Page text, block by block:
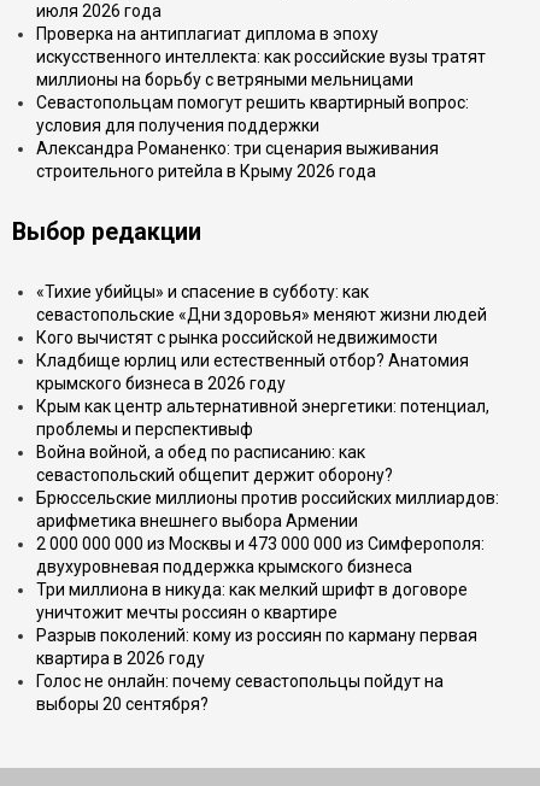
июля 2026 года
Проверка на антиплагиат диплома в эпоху
искусственного интеллекта: как российские вузы тратят
миллионы на борьбу с ветряными мельницами
Севастопольцам помогут решить квартирный вопрос:
условия для получения поддержки
Александра Романенко: три сценария выживания
строительного ритейла в Крыму 2026 года
Выбор редакции
«Тихие убийцы» и спасение в субботу: как
севастопольские «Дни здоровья» меняют жизни людей
Кого вычистят с рынка российской недвижимости
Кладбище юрлиц или естественный отбор? Анатомия
крымского бизнеса в 2026 году
Крым как центр альтернативной энергетики: потенциал,
проблемы и перспективыф
Война войной, а обед по расписанию: как
севастопольский общепит держит оборону?
Брюссельские миллионы против российских миллиардов:
арифметика внешнего выбора Армении
2 000 000 000 из Москвы и 473 000 000 из Симферополя:
двухуровневая поддержка крымского бизнеса
Три миллиона в никуда: как мелкий шрифт в договоре
уничтожит мечты россиян о квартире
Разрыв поколений: кому из россиян по карману первая
квартира в 2026 году
Голос не онлайн: почему севастопольцы пойдут на
выборы 20 сентября?